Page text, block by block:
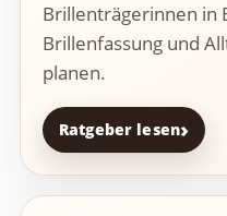
Brillenträgerinnen in
Brillenfassung und
planen.
Ratgeber lesen